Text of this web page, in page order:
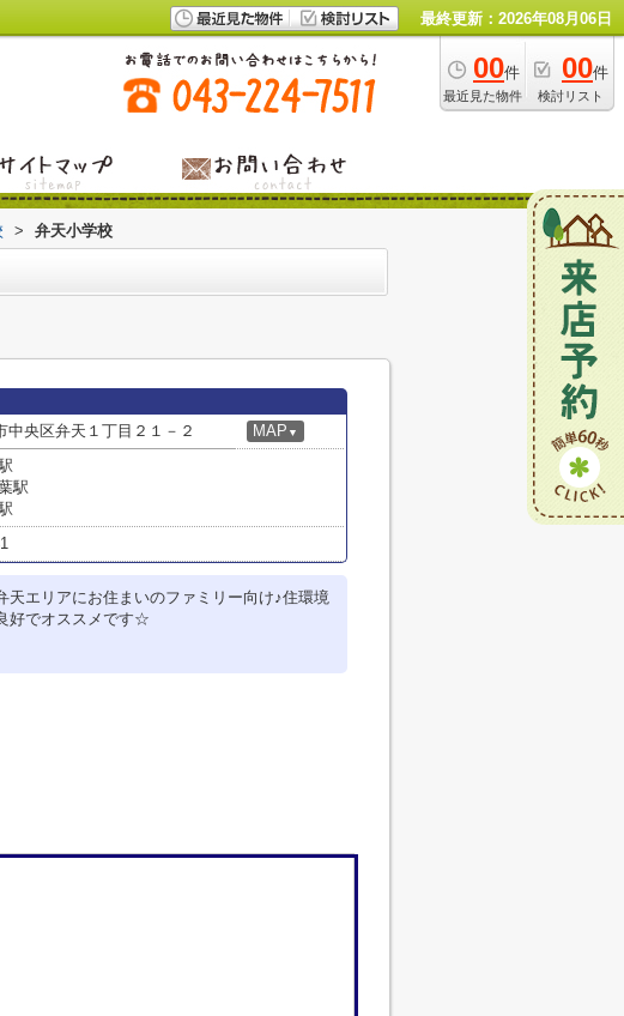
最終更新：2026年08月06日
00件
最近見た物件
00件
検討リスト
> 弁天小学校
中央区弁天１丁目２１－２ MAP ▼
駅
天エリアにお住まいのファミリー向け♪住環境
好でオススメです☆